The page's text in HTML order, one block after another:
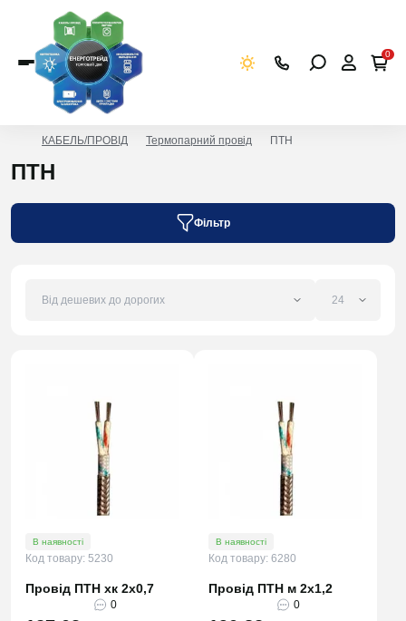
0
КАБЕЛЬ/ПРОВІД Термопарний провід ПТН
ПТН
Фільтр
В наявності
Код товару: 5230
Провід ПТН хк 2х0,7
0
В наявності
Код товару: 6280
Провід ПТН м 2х1,2
0